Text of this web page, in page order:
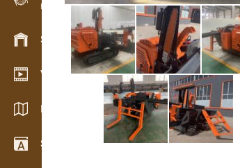
Evidence dřeva v terénu
Skladové hospodářství
Video showroom
Katalogy / Brožury
Slovník